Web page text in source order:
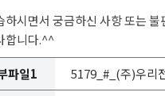
하시면서 궁금하신 사항 또는
합니다.^^
파일1
5179_#_(주)우리